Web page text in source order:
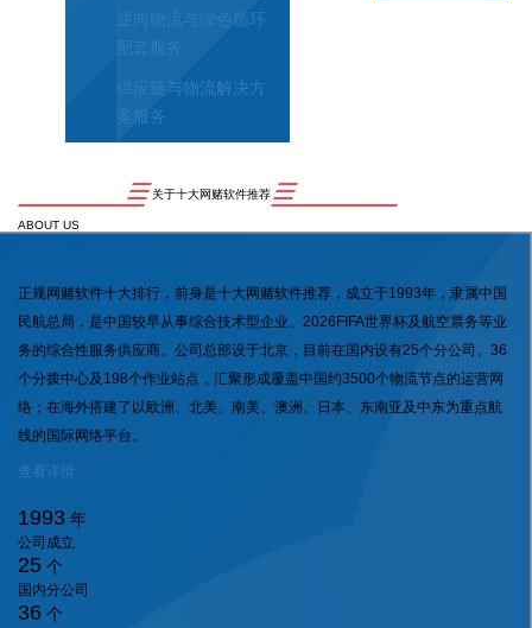
逆向物流与绿色循环
配套服务
供应链与物流解决方
案服务
关于十大网赌软件推荐
ABOUT US
正规网赌软件十大排行，前身是十大网赌软件推荐，成立于1993年，隶属中国
民航总局，是中国较早从事综合技术型企业、2026FIFA世界杯及航空票务等业
务的综合性服务供应商。公司总部设于北京，目前在国内设有25个分公司、36
个分拨中心及198个作业站点，汇聚形成覆盖中国约3500个物流节点的运营网
络；在海外搭建了以欧洲、北美、南美、澳洲、日本、东南亚及中东为重点航
线的国际网络平台。
查看详情
1993 年
公司成立
25 个
国内分公司
36 个